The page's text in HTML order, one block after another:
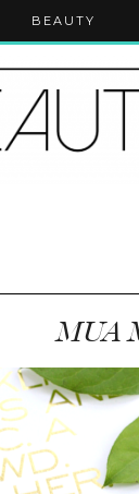
BEAUTY
MUA